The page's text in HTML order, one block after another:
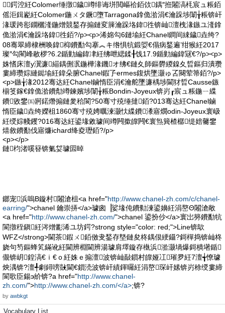
鍔涳紝Colomer缍撴鐬竴绯诲垪閲嶇祫銆佽鍝″拰闂滈枆宸ュ粻銆
傜洰鍓嶏紝Colomer鍦ㄨタ鐝墮Tarragona鎿佹湁涓€瀹跺埗闈╁粻锛屽
湪瑗跨彮鐗欐湰鍦熷競鍫存搧鏈変簲瀹跺垎鍏徃锛屾澶栧湪鏃ユ湰鎿
佹湁涓€瀹跺垎鍏徃銆?/p><p>浠婂勾6鏈堬紝Chanel鐧间綀鐬垚绔?
08骞翠締棣栦唤鍏枊鐨勫勾搴︽キ绺惧牨鍛娿€傝病鍫遍’绀猴紝2017
璨″勾閵峰敭椤?6.2鍎勭編鍏冿紝绋呭緦鍒╂饯17.9鍎勭編鍏冦€?/p><p>
姝愭床澶у瀷濂緢鍝侀泦鍦樺湪鐖オ绋€鏈夊師鏂欎緵鎳夊晢鏂归潰瓒
婁締瓒婃縺鐑堬紝鍏朵腑Chanel鍜孒ermes鍑烘墜灏ゅ叾闋荤箒銆?/p>
<p>鏃╁湪2012骞达紝Chanel鏀惰臣涓€瀹舵墜濂楀埗閫犲晢Causse鏃
椾笅鎵€鎿佹湁鐨勪竴鍊嬪埗闈╁粻Bondin-Joyeux锛岃┎宸ュ粻鍦ㄧ緤
鐨敓鐢㈤牁鍩熸搧鏈夎秴閬?50骞寸殑缍撻銆?013骞达紝Chanel鏀
惰臣鐬垚绔嬫柤1860骞寸殑娉曞湅灏忕緤鐨潻寤燘odin-Joyeux寰岋
紝绶婃帴钁?016骞达紝鍙堟敹璩间竴闁撳皥闁€寰炰簨楂樼缇婄毊鐢
熺敘鐨勫伐寤燫ichard绛夌瓑銆?/p>
<p></p>
鏈枃渚嗘簮锛氭姇璩囩晫
鎯宠浜嗚В鏇村闂滄柤<a href="http://www.chanel-zh.com/c/chanel-
earring/">chanel 鑰崇挵</a>璩囪▕娑堟伅鐨勬湅鍙嬶紝涓嶅Θ闂滄敞
<a href="http://www.chanel-zh.com/">chanel 鍙扮仯</a>寰岀簩鐨勫牨
閬撴秷鎭紝涔熷彲浠ユ坊鍔?strong style="color: red;">Line锛歍
WFZ</strong>閫茶鍜ㄨ銆傚叏鍫存墍鏈夋柊鍝佷綆鑷?鎶樿捣锛屾柊
娆句笉鏂蜂笂鏋讹紝閫辨棩閫辨湯璩肩墿鏇存槸浜湁灏堝爆鎶樻墸鍎
儬锛岄鍠滈€ｉ€ｏ紝姝ｅ搧澶波锛屾敮鎻村皥娅冮璀夛紝7澶╅憭璩
炴湡锛?澶╃劇鐞嗙敱閫€鎻涜波锛屽績鍕曪紝涓嶅琛屽嫊锛岃稌绶婁締
閬歌臣鍚э紒锛?a href="http://www.chanel-
zh.com/">http://www.chanel-zh.com/</a>;锛?
by awbkgt
Vocabulary List